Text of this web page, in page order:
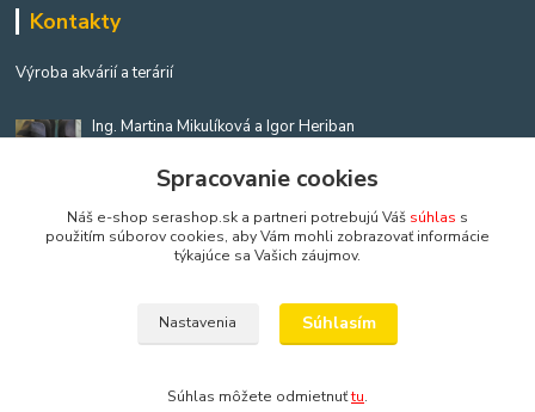
Kontakty
Výroba akvárií a terárií
Ing. Martina Mikulíková a Igor Heriban
(Po-Pia, 8-16 hod.)
akvaria@akvaria.sk
Copyright: AkvaShop s.r.o. • 1999 - 2024 • IBAN: SK9583300000002201237425
Spracovanie cookies
Náš e-shop serashop.sk a partneri potrebujú Váš súhlas s
použitím súborov cookies, aby Vám mohli zobrazovať informácie
týkajúce sa Vašich záujmov.
Nastavenia Súhlasím
Súhlas môžete odmietnuťtu.